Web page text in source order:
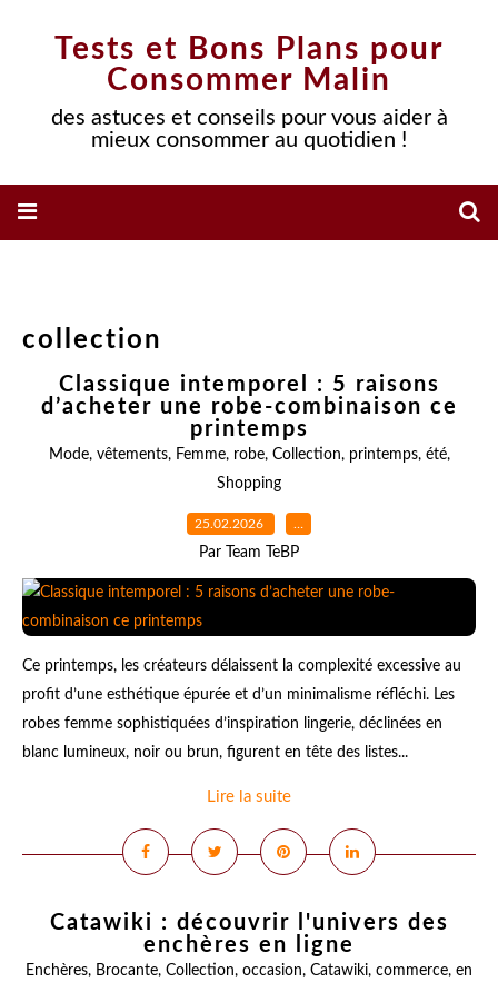
Tests et Bons Plans pour
Consommer Malin
des astuces et conseils pour vous aider à
mieux consommer au quotidien !
collection
Classique intemporel : 5 raisons
d’acheter une robe-combinaison ce
printemps
Mode, vêtements, Femme, robe, Collection, printemps, été,
Shopping
25.02.2026 …
Par Team TeBP
Ce printemps, les créateurs délaissent la complexité excessive au
profit d’une esthétique épurée et d’un minimalisme réfléchi. Les
robes femme sophistiquées d’inspiration lingerie, déclinées en
blanc lumineux, noir ou brun, figurent en tête des listes...
Lire la suite
Catawiki : découvrir l'univers des
enchères en ligne
Enchères, Brocante, Collection, occasion, Catawiki, commerce, en